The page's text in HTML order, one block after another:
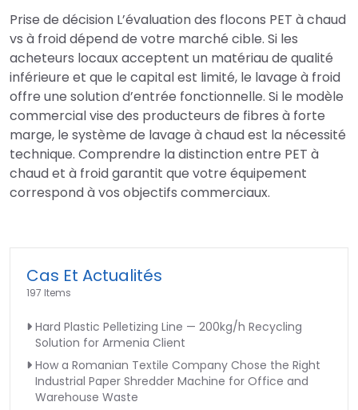
Prise de décision L’évaluation des flocons PET à chaud
vs à froid dépend de votre marché cible. Si les
acheteurs locaux acceptent un matériau de qualité
inférieure et que le capital est limité, le lavage à froid
offre une solution d’entrée fonctionnelle. Si le modèle
commercial vise des producteurs de fibres à forte
marge, le système de lavage à chaud est la nécessité
technique. Comprendre la distinction entre PET à
chaud et à froid garantit que votre équipement
correspond à vos objectifs commerciaux.
Cas Et Actualités
197 Items
Hard Plastic Pelletizing Line — 200kg/h Recycling
Solution for Armenia Client
How a Romanian Textile Company Chose the Right
Industrial Paper Shredder Machine for Office and
Warehouse Waste